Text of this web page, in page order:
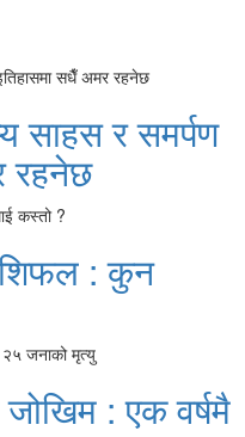
साहस र समर्पण
रहनेछ
: कुन
जोखिम : एक वर्षमै